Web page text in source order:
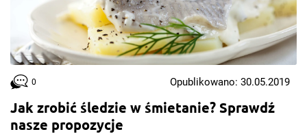
Jak zrobić śledzie w śmietanie? Sprawdź
nasze propozycje
0 Opublikowano: 30.05.2019